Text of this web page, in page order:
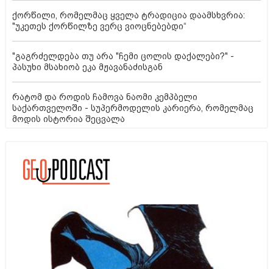
ქორწილი, რომელმაც ყველა ტრადიცია დაამსხვრია:
"უკეთეს ქორწილზე ვერც ვიოცნებებდი“
"გაგრძელდება თუ არა "ჩემი ცოლის დაქალები?" -
პასუხი მსახიობ ეკა მჟავანაძისგან
რატომ და როდის ჩამოვა ნაომი კემპბელი
საქართველოში - სუპერმოდელის კარიერა, რომელმაც
მოდის ისტორია შეცვალა